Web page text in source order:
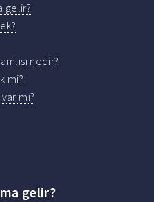
gelir?
nedir?
mi?
mı?
gelir?